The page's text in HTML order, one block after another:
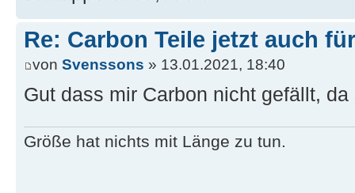
Re: Carbon Teile jetzt auch
von Svenssons » 13.01.2021, 18:40
Gut dass mir Carbon nicht gefällt,
Größe hat nichts mit Länge zu tun.